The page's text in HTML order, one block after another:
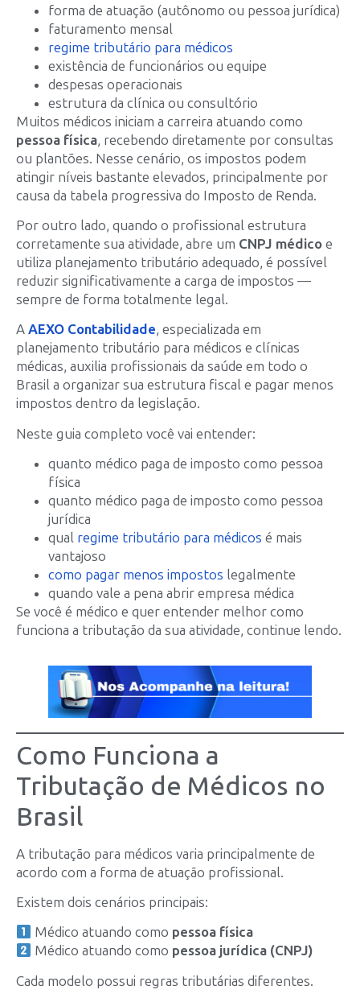
forma de atuação (autônomo ou pessoa jurídica)
faturamento mensal
regime tributário para médicos
existência de funcionários ou equipe
despesas operacionais
estrutura da clínica ou consultório
Muitos médicos iniciam a carreira atuando como
pessoa física, recebendo diretamente por consultas
ou plantões. Nesse cenário, os impostos podem
atingir níveis bastante elevados, principalmente por
causa da tabela progressiva do Imposto de Renda.
Por outro lado, quando o profissional estrutura
corretamente sua atividade, abre um CNPJ médico e
utiliza planejamento tributário adequado, é possível
reduzir significativamente a carga de impostos —
sempre de forma totalmente legal.
A AEXO Contabilidade, especializada em
planejamento tributário para médicos e clínicas
médicas, auxilia profissionais da saúde em todo o
Brasil a organizar sua estrutura fiscal e pagar menos
impostos dentro da legislação.
Neste guia completo você vai entender:
quanto médico paga de imposto como pessoa
física
quanto médico paga de imposto como pessoa
jurídica
qual regime tributário para médicos é mais
vantajoso
como pagar menos impostos legalmente
quando vale a pena abrir empresa médica
Se você é médico e quer entender melhor como
funciona a tributação da sua atividade, continue lendo.
Como Funciona a
Tributação de Médicos no
Brasil
A tributação para médicos varia principalmente de
acordo com a forma de atuação profissional.
Existem dois cenários principais:
Médico atuando como pessoa física
Médico atuando como pessoa jurídica (CNPJ)
Cada modelo possui regras tributárias diferentes.